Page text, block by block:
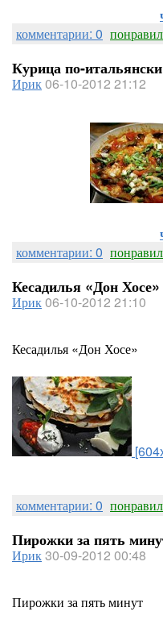
комментарии: 0
Курица по-
Ирик06-10-2012 21:12
комментарии: 0
Кесадилья «Дон Хосе»
Ирик06-10-2012 21:10
Кесадилья «Дон Хосе»
комментарии: 0
Пирожки за пять
Ирик30-09-2012 00:48
Пирожки за пять минут